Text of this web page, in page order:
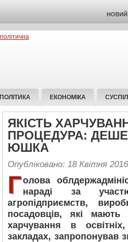
НОВИЙ
ПОЛІТИКА ЕКОНОМІКА
ЯКІСТЬ
ПРОЦЕДУРА:
ЮШКА
Опубліковано: 18 Квітня 2016
Голова
нараді за
агропідприємств,
посадовців, які мають
харчування в
закладах, запропонував